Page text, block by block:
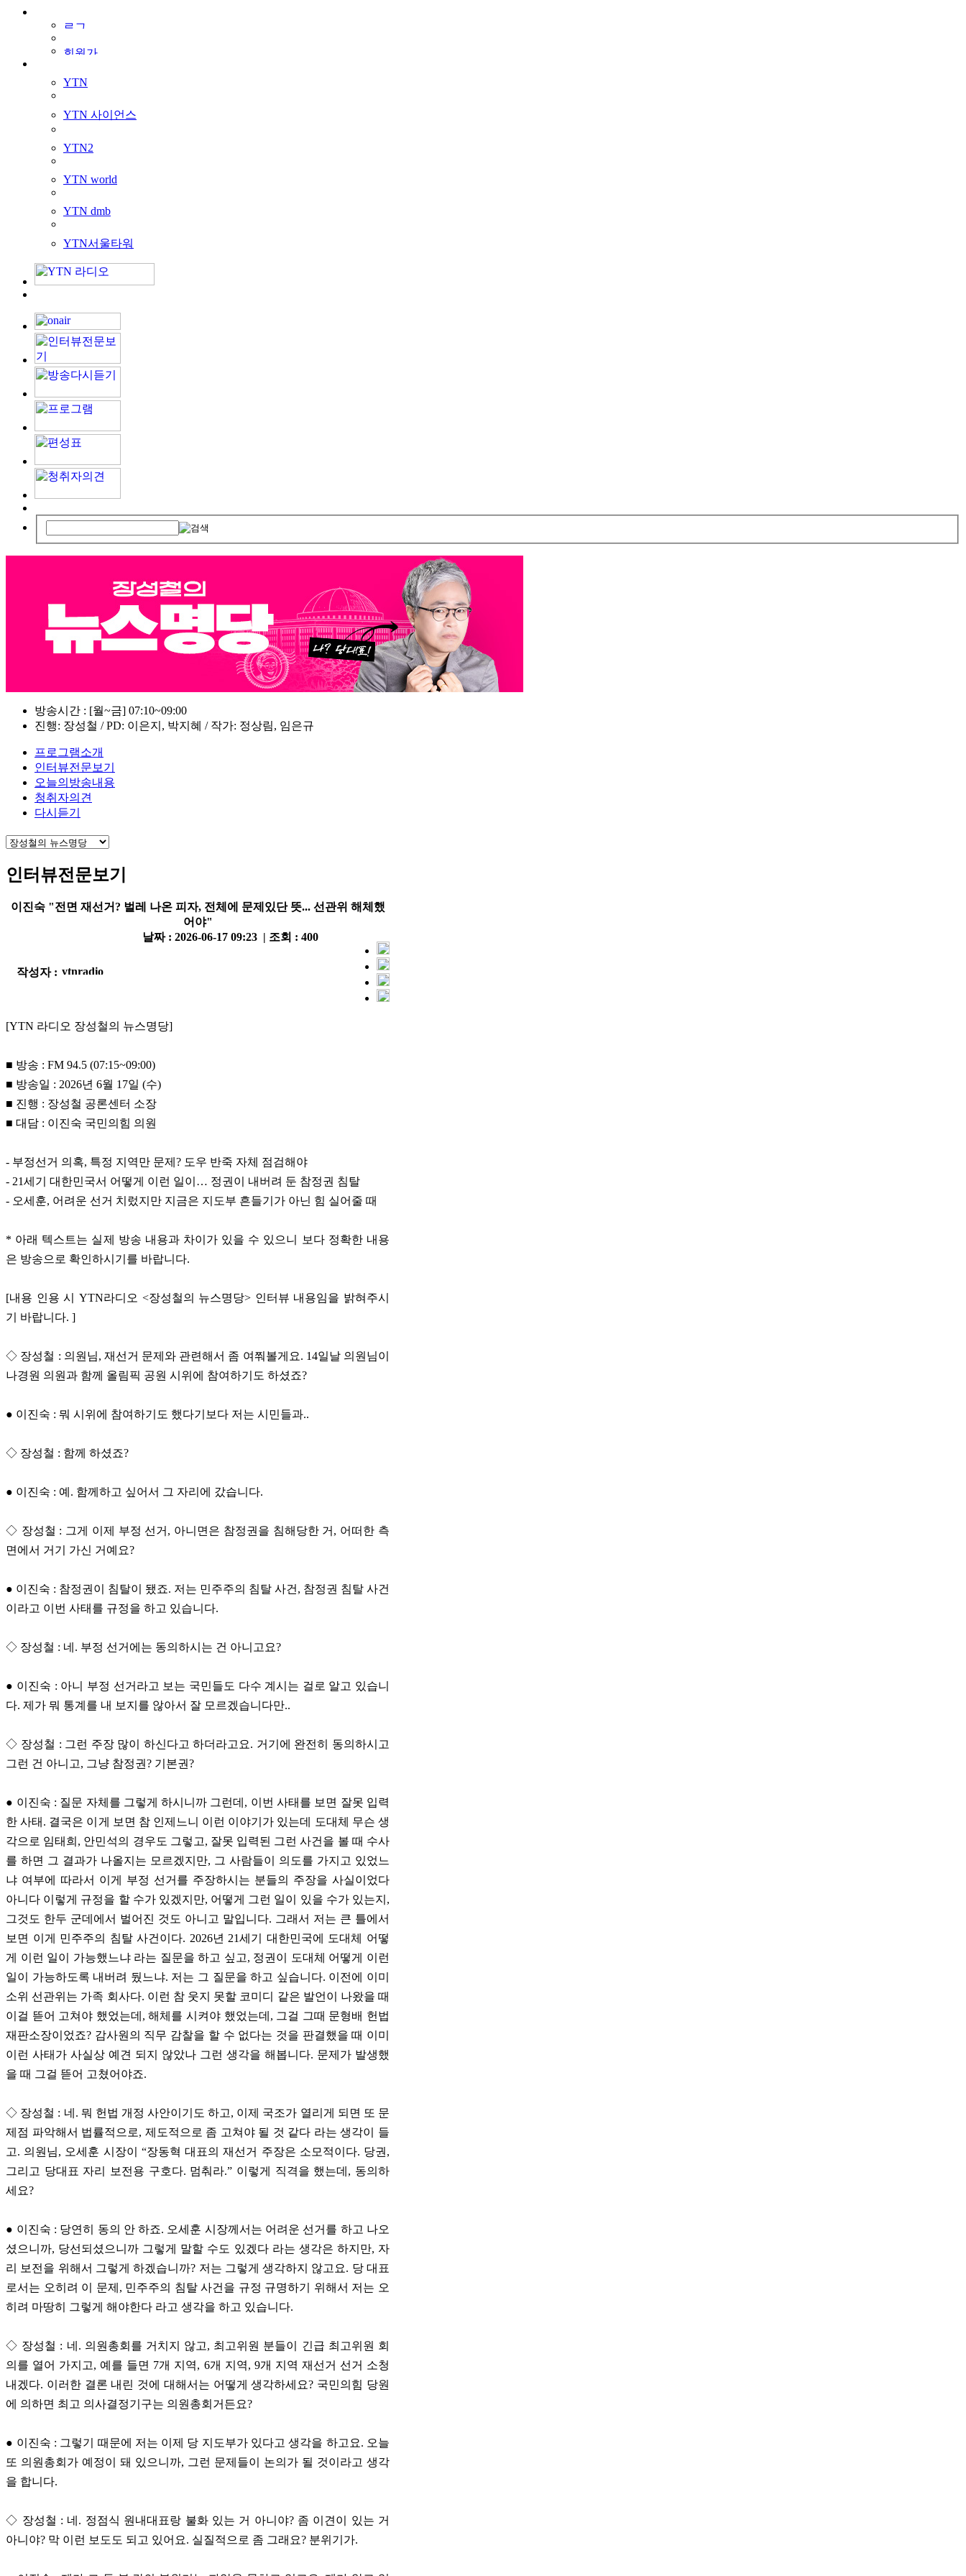
YTN
YTN 사이언스
YTN2
YTN world
YTN dmb
YTN서울타워
방송시간 : [월~금] 07:10~09:00
진행: 장성철 / PD: 이은지, 박지혜 / 작가: 정상림, 임은규
프로그램소개
인터뷰전문보기
오늘의방송내용
청취자의견
다시듣기
인터뷰전문보기
이진숙 "전면 재선거? 벌레 나온 피자, 전체에 문제있단 뜻... 선관위 해체했
어야"
작성자 :
날짜 : 2026-06-17 09:23 | 조회 : 400
[YTN 라디오 장성철의 뉴스명당]
■ 방송 : FM 94.5 (07:15~09:00)
■ 방송일 : 2026년 6월 17일 (수)
■ 진행 : 장성철 공론센터 소장
■ 대담 : 이진숙 국민의힘 의원
- 부정선거 의혹, 특정 지역만 문제? 도우 반죽 자체 점검해야
- 21세기 대한민국서 어떻게 이런 일이… 정권이 내버려 둔 참정권 침탈
- 오세훈, 어려운 선거 치렀지만 지금은 지도부 흔들기가 아닌 힘 실어줄 때
* 아래 텍스트는 실제 방송 내용과 차이가 있을 수 있으니 보다 정확한 내용
은 방송으로 확인하시기를 바랍니다.
[내용 인용 시 YTN라디오 <장성철의 뉴스명당> 인터뷰 내용임을 밝혀주시
기 바랍니다. ]
◇ 장성철 : 의원님, 재선거 문제와 관련해서 좀 여쭤볼게요. 14일날 의원님이
나경원 의원과 함께 올림픽 공원 시위에 참여하기도 하셨죠?
● 이진숙 : 뭐 시위에 참여하기도 했다기보다 저는 시민들과..
◇ 장성철 : 함께 하셨죠?
● 이진숙 : 예. 함께하고 싶어서 그 자리에 갔습니다.
◇ 장성철 : 그게 이제 부정 선거, 아니면은 참정권을 침해당한 거, 어떠한 측
면에서 거기 가신 거예요?
● 이진숙 : 참정권이 침탈이 됐죠. 저는 민주주의 침탈 사건, 참정권 침탈 사건
이라고 이번 사태를 규정을 하고 있습니다.
◇ 장성철 : 네. 부정 선거에는 동의하시는 건 아니고요?
● 이진숙 : 아니 부정 선거라고 보는 국민들도 다수 계시는 걸로 알고 있습니
다. 제가 뭐 통계를 내 보지를 않아서 잘 모르겠습니다만..
◇ 장성철 : 그런 주장 많이 하신다고 하더라고요. 거기에 완전히 동의하시고
그런 건 아니고, 그냥 참정권? 기본권?
● 이진숙 : 질문 자체를 그렇게 하시니까 그런데, 이번 사태를 보면 잘못 입력
한 사태. 결국은 이게 보면 참 인제느니 이런 이야기가 있는데 도대체 무슨 생
각으로 임태희, 안민석의 경우도 그렇고, 잘못 입력된 그런 사건을 볼 때 수사
를 하면 그 결과가 나올지는 모르겠지만, 그 사람들이 의도를 가지고 있었느
냐 여부에 따라서 이게 부정 선거를 주장하시는 분들의 주장을 사실이었다
아니다 이렇게 규정을 할 수가 있겠지만, 어떻게 그런 일이 있을 수가 있는지,
그것도 한두 군데에서 벌어진 것도 아니고 말입니다. 그래서 저는 큰 틀에서
보면 이게 민주주의 침탈 사건이다. 2026년 21세기 대한민국에 도대체 어떻
게 이런 일이 가능했느냐 라는 질문을 하고 싶고, 정권이 도대체 어떻게 이런
일이 가능하도록 내버려 뒀느냐. 저는 그 질문을 하고 싶습니다. 이전에 이미
소위 선관위는 가족 회사다. 이런 참 웃지 못할 코미디 같은 발언이 나왔을 때
이걸 뜯어 고쳐야 했었는데, 해체를 시켜야 했었는데, 그걸 그때 문형배 헌법
재판소장이었죠? 감사원의 직무 감찰을 할 수 없다는 것을 판결했을 때 이미
이런 사태가 사실상 예견 되지 않았나 그런 생각을 해봅니다. 문제가 발생했
을 때 그걸 뜯어 고쳤어야죠.
◇ 장성철 : 네. 뭐 헌법 개정 사안이기도 하고, 이제 국조가 열리게 되면 또 문
제점 파악해서 법률적으로, 제도적으로 좀 고쳐야 될 것 같다 라는 생각이 들
고. 의원님, 오세훈 시장이 “장동혁 대표의 재선거 주장은 소모적이다. 당권,
그리고 당대표 자리 보전용 구호다. 멈춰라.” 이렇게 직격을 했는데, 동의하
세요?
● 이진숙 : 당연히 동의 안 하죠. 오세훈 시장께서는 어려운 선거를 하고 나오
셨으니까, 당선되셨으니까 그렇게 말할 수도 있겠다 라는 생각은 하지만, 자
리 보전을 위해서 그렇게 하겠습니까? 저는 그렇게 생각하지 않고요. 당 대표
로서는 오히려 이 문제, 민주주의 침탈 사건을 규정 규명하기 위해서 저는 오
히려 마땅히 그렇게 해야한다 라고 생각을 하고 있습니다.
◇ 장성철 : 네. 의원총회를 거치지 않고, 최고위원 분들이 긴급 최고위원 회
의를 열어 가지고, 예를 들면 7개 지역, 6개 지역, 9개 지역 재선거 선거 소청
내겠다. 이러한 결론 내린 것에 대해서는 어떻게 생각하세요? 국민의힘 당원
에 의하면 최고 의사결정기구는 의원총회거든요?
● 이진숙 : 그렇기 때문에 저는 이제 당 지도부가 있다고 생각을 하고요. 오늘
또 의원총회가 예정이 돼 있으니까, 그런 문제들이 논의가 될 것이라고 생각
을 합니다.
◇ 장성철 : 네. 정점식 원내대표랑 불화 있는 거 아니야? 좀 이견이 있는 거
아니야? 막 이런 보도도 되고 있어요. 실질적으로 좀 그래요? 분위기가.